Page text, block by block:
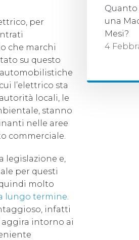
per
che marchi
su questo
l’elettrico sta
locali, le
stanno
nelle aree
commerciale.
legislazione e,
per questi
molto
lungo termine.
infatti
aggira intorno ai
Quanto
una
Mesi?
4